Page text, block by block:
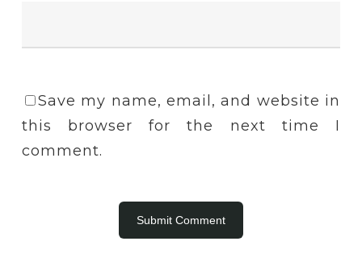
Save my name, email, and website in
this browser for the next time I
comment.